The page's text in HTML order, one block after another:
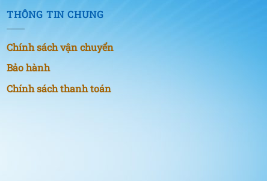
THÔNG TIN CHUNG
Chính sách vận chuyển
Bảo hành
Chính sách thanh toán